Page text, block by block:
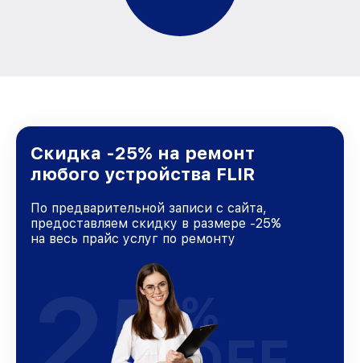
Скидка -25% на ремонт
любого устройства FLIR
По предварительной записи с сайта,
предоставляем скидку в размере -25%
на весь прайс услуг по ремонту
%